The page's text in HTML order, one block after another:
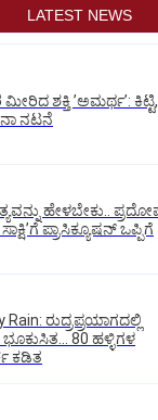
LATEST NEWS
ಶಕ್ತಿ ʼಅಮರ್ಥʼ: ಕಿಟ್ಟಿ,
ನಟನೆ
ಹೇಳಬೇಕು..
ಪ್ರಾಸಿಕ್ಯೂಷನ್ ಒಪ್ಪಿಗೆ
Rain: ರುದ್ರಪ್ರಯಾಗದಲ್ಲಿ
80 ಹಳ್ಳಿಗಳ
ಕಡಿತ